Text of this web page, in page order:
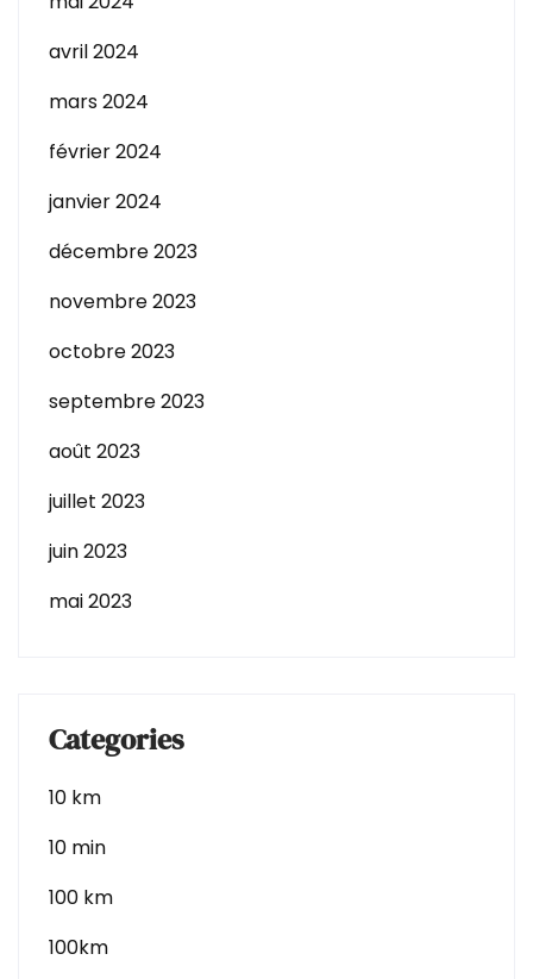
avril 2024
mars 2024
février 2024
janvier 2024
décembre 2023
novembre 2023
octobre 2023
septembre 2023
août 2023
juillet 2023
juin 2023
mai 2023
Categories
10 km
10 min
100 km
100km